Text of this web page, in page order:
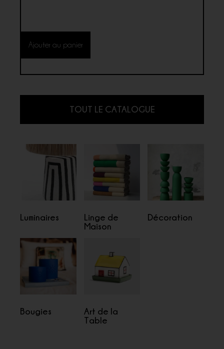
Ajouter au panier
TOUT LE CATALOGUE
Luminaires
Linge de
Maison
Décoration
Bougies
Art de la
Table